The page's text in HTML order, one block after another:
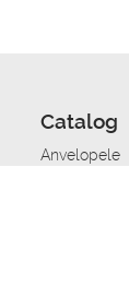
Catalog
Anvelopele